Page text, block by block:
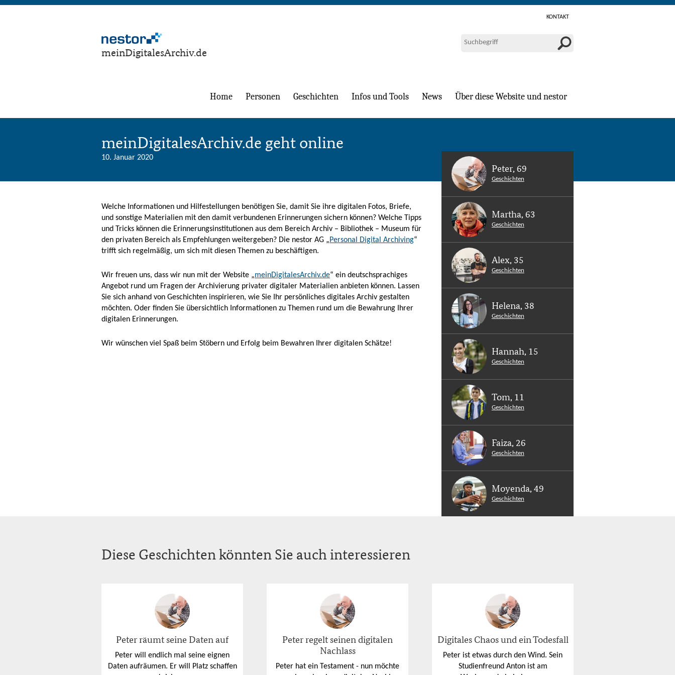
KONTAKT
meinDigitalesArchiv.de
Home Personen Geschichten Infos und Tools News Über diese Website und nestor
meinDigitalesArchiv.de geht online
10. Januar 2020
Welche Informationen und Hilfestellungen benötigen Sie, damit Sie ihre digitalen Fotos, Briefe,
und sonstige Materialien mit den damit verbundenen Erinnerungen sichern können? Welche Tipps
und Tricks können die Erinnerungsinstitutionen aus dem Bereich Archiv – Bibliothek – Museum für
den privaten Bereich als Empfehlungen weitergeben? Die nestor AG „Personal Digital Archiving“
trifft sich regelmäßig, um sich mit diesen Themen zu beschäftigen.
Wir freuen uns, dass wir nun mit der Website „meinDigitalesArchiv.de“ ein deutschsprachiges
Angebot rund um Fragen der Archivierung privater digitaler Materialien anbieten können. Lassen
Sie sich anhand von Geschichten inspirieren, wie Sie Ihr persönliches digitales Archiv gestalten
möchten. Oder finden Sie übersichtlich Informationen zu Themen rund um die Bewahrung Ihrer
digitalen Erinnerungen.
Wir wünschen viel Spaß beim Stöbern und Erfolg beim Bewahren Ihrer digitalen Schätze!
Peter, 69
Geschichten
Martha, 63
Geschichten
Alex, 35
Geschichten
Helena, 38
Geschichten
Hannah, 15
Geschichten
Tom, 11
Geschichten
Faiza, 26
Geschichten
Moyenda, 49
Geschichten
Diese Geschichten könnten Sie auch interessieren
Peter räumt seine Daten auf
Peter will endlich mal seine eignen
Daten aufräumen. Er will Platz schaffen
Peter regelt seinen digitalen
Nachlass
Peter hat ein Testament - nun möchte
Digitales Chaos und ein Todesfall
Peter ist etwas durch den Wind. Sein
Studienfreund Anton ist am